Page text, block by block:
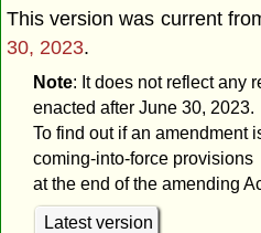
This version was current
30, 2023.
Note: It does not reflect any
enacted after June 30, 2023.
To find out if an amendment
coming-into-force provisions
at the end of the amending
Latest version